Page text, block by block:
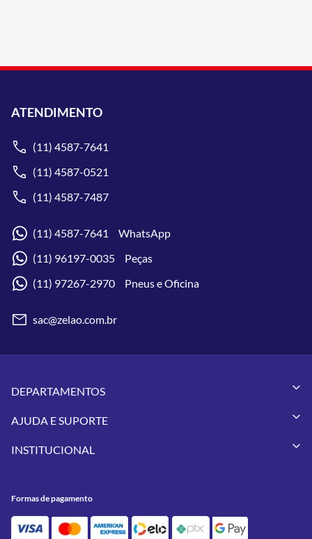
ATENDIMENTO
(11) 4587-7641
(11) 4587-0521
(11) 4587-7487
(11) 4587-7641 WhatsApp
(11) 96197-0035 Peças
(11) 97267-2970 Pneus e Oficina
sac@zelao.com.br
DEPARTAMENTOS
Vestuários
Pneus
Utilidades
Feminino
AJUDA E SUPORTE
Meus Pedidos
Política de Privacidade
INSTITUCIONAL
Contato
Formas de pagamento